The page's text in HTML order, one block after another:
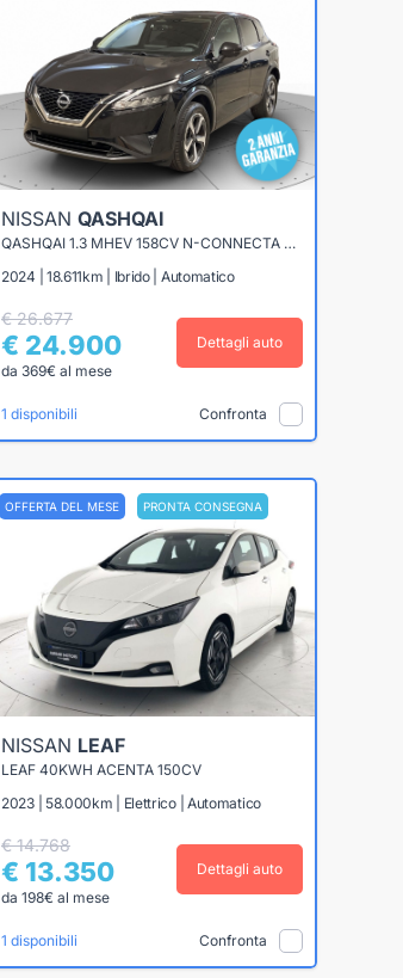
NISSAN QASHQAI
QASHQAI 1.3 MHEV 158CV N-CONNECTA 2WD XTRONIC
2024 | 18.611km | Ibrido | Automatico
€ 26.677
€ 24.900
da 369€ al mese
Dettagli auto
1 disponibili Confronta
OFFERTA DEL MESE PRONTA CONSEGNA
NISSAN LEAF
LEAF 40KWH ACENTA 150CV
2023 | 58.000km | Elettrico | Automatico
€ 14.768
€ 13.350
da 198€ al mese
Dettagli auto
1 disponibili Confronta